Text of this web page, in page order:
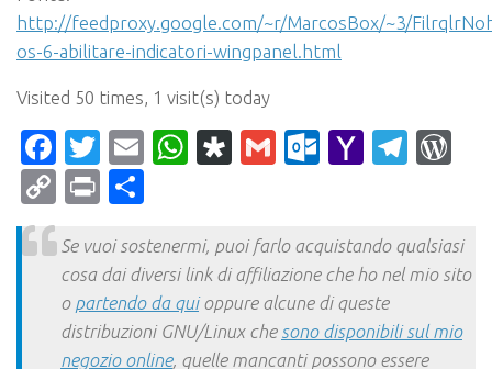
http://feedproxy.google.com/~r/MarcosBox/~3/
os-6-abilitare-indicatori-wingpanel.html
Visited 50 times, 1 visit(s) today
Facebook
Twitter
EmailWhatsApp
Diaspora
Gmail Yahoo
CopyPrint
Se vuoi sostenermi, puoi farlo acquistando qualsiasi
cosa dai diversi link di affiliazione che ho nel mio sito
o partendo da quioppure alcune di queste
distribuzioni GNU/Linux che sono disponibili sul mio
negozio online, quelle mancanti possono essere